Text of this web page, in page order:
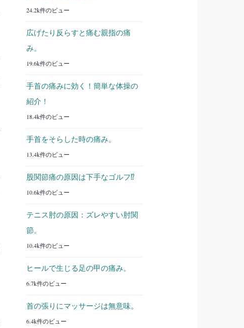
24.2k件のビュー
広げたり反らすと痛む親指の痛
み。
19.6k件のビュー
手首の痛みに効く！簡単な体操の
紹介！
18.4k件のビュー
手首をそらした時の痛み。
13.4k件のビュー
股関節痛の原因は下手なゴルフ⁉︎
10.6k件のビュー
テニス肘の原因：ズレやすい肘関
節。
10.4k件のビュー
ヒールで生じる足の甲の痛み。
6.7k件のビュー
首の張りにマッサージは無意味。
6.4k件のビュー